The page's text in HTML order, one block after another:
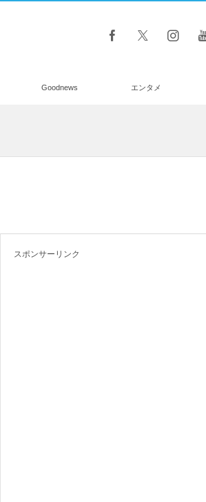
Goodnews エンタメ
スポンサーリンク